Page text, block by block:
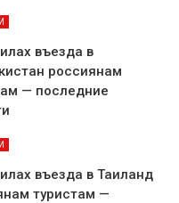
въезда в
россиянам
— последние
въезда в Таиланд
туристам —